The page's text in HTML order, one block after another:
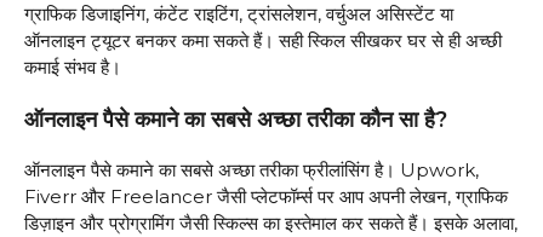
ग्राफिक डिजाइनिंग, कंटेंट राइटिंग, ट्रांसलेशन, वर्चुअल असिस्टेंट या
ऑनलाइन ट्यूटर बनकर कमा सकते हैं। सही स्किल सीखकर घर से ही अच्छी
कमाई संभव है।
ऑनलाइन पैसे कमाने का सबसे अच्छा तरीका कौन सा है?
ऑनलाइन पैसे कमाने का सबसे अच्छा तरीका फ्रीलांसिंग है। Upwork,
Fiverr और Freelancer जैसी प्लेटफॉर्म्स पर आप अपनी लेखन, ग्राफिक
डिज़ाइन और प्रोग्रामिंग जैसी स्किल्स का इस्तेमाल कर सकते हैं। इसके अलावा,